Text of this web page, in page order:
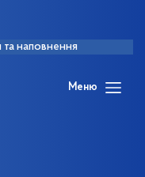
та наповнення
Меню